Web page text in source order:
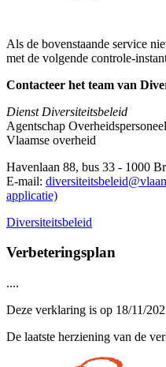
Als de bovenstaande service
met de volgende controle-
Contacteer het team van
Dienst Diversiteitsbeleid
Agentschap Overheidspersoneel
Vlaamse overheid
Havenlaan 88, bus 33 - 1000
E-mail:
applicatie)
Diversiteitsbeleid
Verbeteringsplan
....
Deze verklaring is op 18/11/
De laatste herziening van de